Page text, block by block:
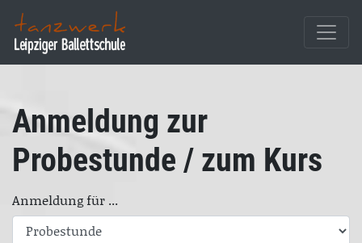
Anmeldung zur
Probestunde / zum Kurs
Anmeldung für ...